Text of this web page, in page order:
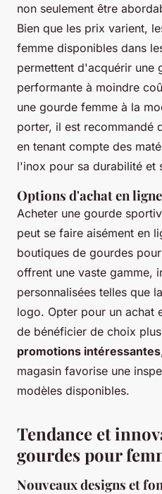
non seulement être
Bien que les prix varient,
femme disponibles dans
permettent d'acquérir une
performante à moindre
une gourde femme à la
porter, il est recommandé
en tenant compte des
l'inox pour sa durabilité et
Options d'achat en
Acheter une gourde
peut se faire aisément en
boutiques de gourdes
offrent une vaste gamme,
personnalisées telles que
logo. Opter pour un achat
de bénéficier de choix
promotions intéressantes
magasin favorise une
modèles disponibles.
Tendance et
gourdes pour
Nouveaux designs et